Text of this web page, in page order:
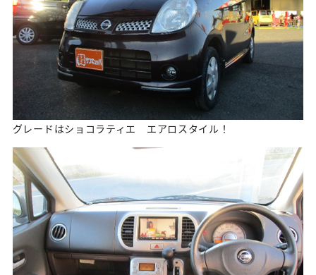
グレードはショコラティエ エアロスタイル！